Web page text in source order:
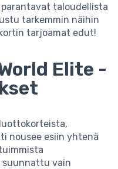
parantavat taloudellista
tarkemmin näihin
tarjoamat edut!
Elite -
nousee esiin yhtenä
suunnattu vain